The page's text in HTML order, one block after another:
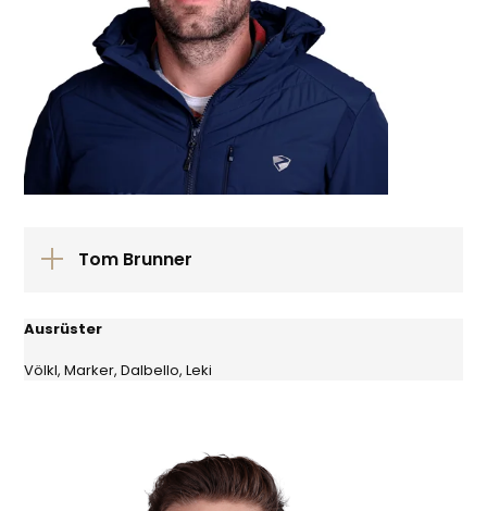
Tom Brunner
Ausrüster
Völkl, Marker, Dalbello, Leki